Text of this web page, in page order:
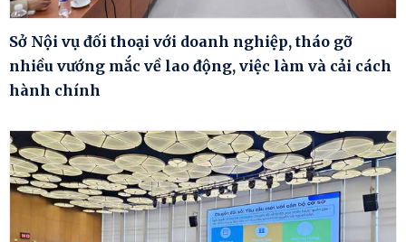
Sở Nội vụ đối thoại với doanh nghiệp, tháo gỡ
nhiều vướng mắc về lao động, việc làm và cải cách
hành chính